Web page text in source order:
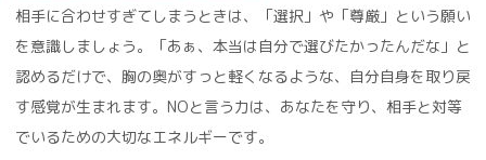
相手に合わせすぎてしまうときは、「選択」や「尊厳」という願い
を意識しましょう。「あぁ、本当は自分で選びたかったんだな」と
認めるだけで、胸の奥がすっと軽くなるような、自分自身を取り戻
す感覚が生まれます。NOと言う力は、あなたを守り、相手と対等
でいるための大切なエネルギーです。